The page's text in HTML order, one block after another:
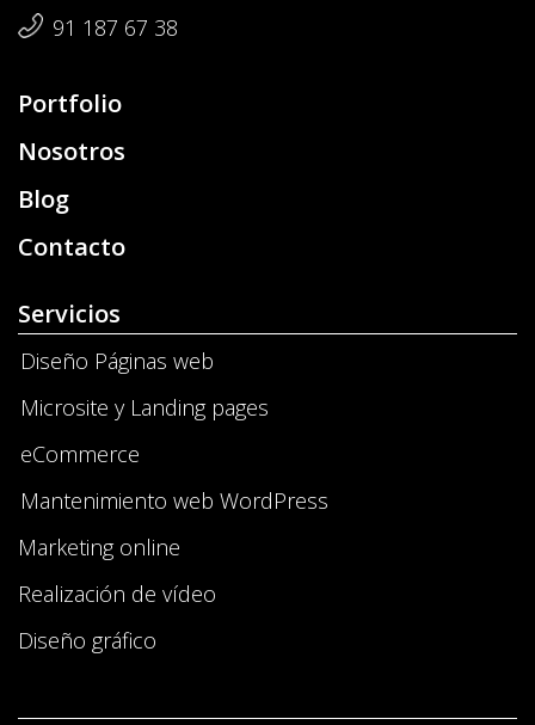
91 187 67 38
Portfolio
Nosotros
Blog
Contacto
Servicios
Diseño Páginas web
Microsite y Landing pages
eCommerce
Mantenimiento web WordPress
Marketing online
Realización de vídeo
Diseño gráfico